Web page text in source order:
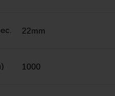
22mm
1000